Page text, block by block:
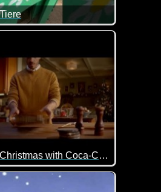
diese Tiere miteinander
The Magic of Christmas with Coca-Cola
immer seinen Weg. Ein sehr